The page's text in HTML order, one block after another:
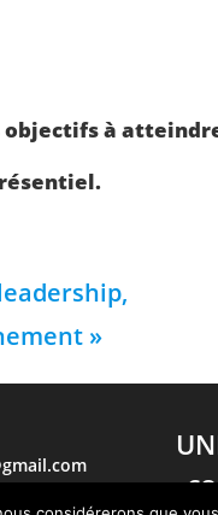
objectifs à
»